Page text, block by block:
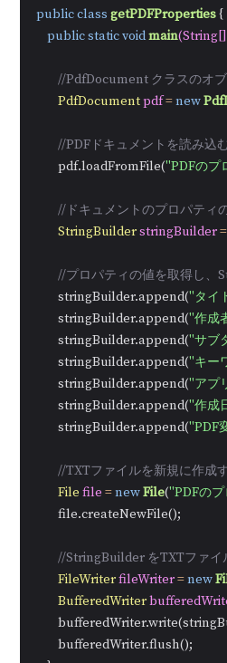
publicclass getPDFProperties {
publicstaticvoidmain
//PdfDocument クラスのオ
PdfDocumentpdf=new
//PDFドキュメントを読み込
        pdf.loadFromFile(
"PDFのプ
//ドキュメントのプロパティ
StringBuilderstringBuilder=
//プロパティの値を取得し、
        stringBuilder.append(
"タイ
        stringBuilder.append(
"作成
        stringBuilder.append(
"サブ
        stringBuilder.append(
"キー
        stringBuilder.append(
"アプ
        stringBuilder.append(
"作成
        stringBuilder.append(
"PDF
//TXTファイルを新規に作成
File file =newFile("PDFの
        file.createNewFile();
//StringBuilder をTXTファイ
FileWriterfileWriter=new
BufferedWriter
        bufferedWriter.flush();